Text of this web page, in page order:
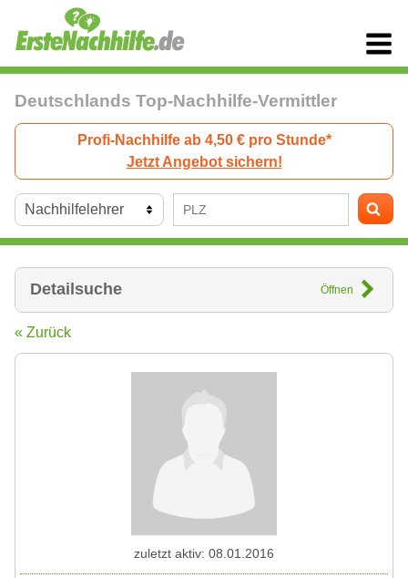
Deutschlands Top-Nachhilfe-Vermittler
Profi-Nachhilfe ab 4,50 € pro Stunde*
Jetzt Angebot sichern!
Detailsuche Öffnen
« Zurück
zuletzt aktiv: 08.01.2016